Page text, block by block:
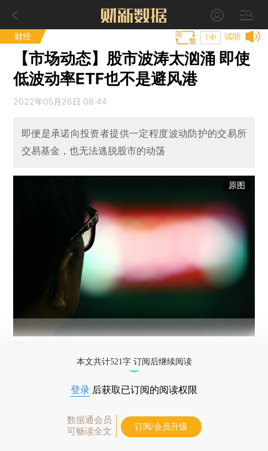
财经 试听
T中
【市场动态】股市波涛太汹涌 即使
低波动率ETF也不是避风港
2022年05月26日 08:44
即便是承诺向投资者提供一定程度波动防护的交易所
交易基金，也无法逃脱股市的动荡
原图
本文共计521字 订阅后继续阅读
登录 后获取已订阅的阅读权限
数据通会员
可畅读全文
订阅/会员升级